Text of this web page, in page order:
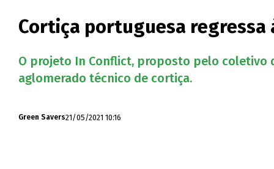
Cortiça portuguesa regressa
O projeto In Conflict, proposto pelo coletivo
aglomerado técnico de cortiça.
Green Savers21/05/2021 10:16